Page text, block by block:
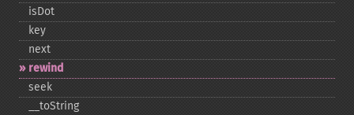
isDot
key
next
rewind
seek
_​_​toString